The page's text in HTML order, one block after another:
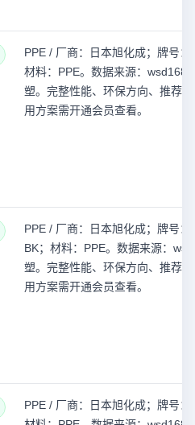
PPE / 厂商：日本旭化成；牌号：
材料：PPE。数据来源：wsd168(
塑。完整性能、环保方向、推荐
用方案需开通会员查看。
PPE / 厂商：日本旭化成；牌号：
BK；材料：PPE。数据来源：
塑。完整性能、环保方向、推荐
用方案需开通会员查看。
PPE / 厂商：日本旭化成；牌号：